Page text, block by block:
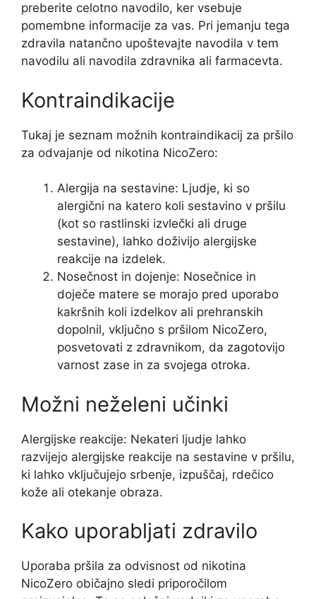
preberite celotno navodilo, ker vsebuje
pomembne informacije za vas. Pri jemanju tega
zdravila natančno upoštevajte navodila v tem
navodilu ali navodila zdravnika ali farmacevta.
Kontraindikacije
Tukaj je seznam možnih kontraindikacij za pršilo
za odvajanje od nikotina NicoZero:
Alergija na sestavine: Ljudje, ki so
alergični na katero koli sestavino v pršilu
(kot so rastlinski izvlečki ali druge
sestavine), lahko doživijo alergijske
reakcije na izdelek.
Nosečnost in dojenje: Nosečnice in
doječe matere se morajo pred uporabo
kakršnih koli izdelkov ali prehranskih
dopolnil, vključno s pršilom NicoZero,
posvetovati z zdravnikom, da zagotovijo
varnost zase in za svojega otroka.
Možni neželeni učinki
Alergijske reakcije: Nekateri ljudje lahko
razvijejo alergijske reakcije na sestavine v pršilu,
ki lahko vključujejo srbenje, izpuščaj, rdečico
kože ali otekanje obraza.
Kako uporabljati zdravilo
Uporaba pršila za odvisnost od nikotina
NicoZero običajno sledi priporočilom